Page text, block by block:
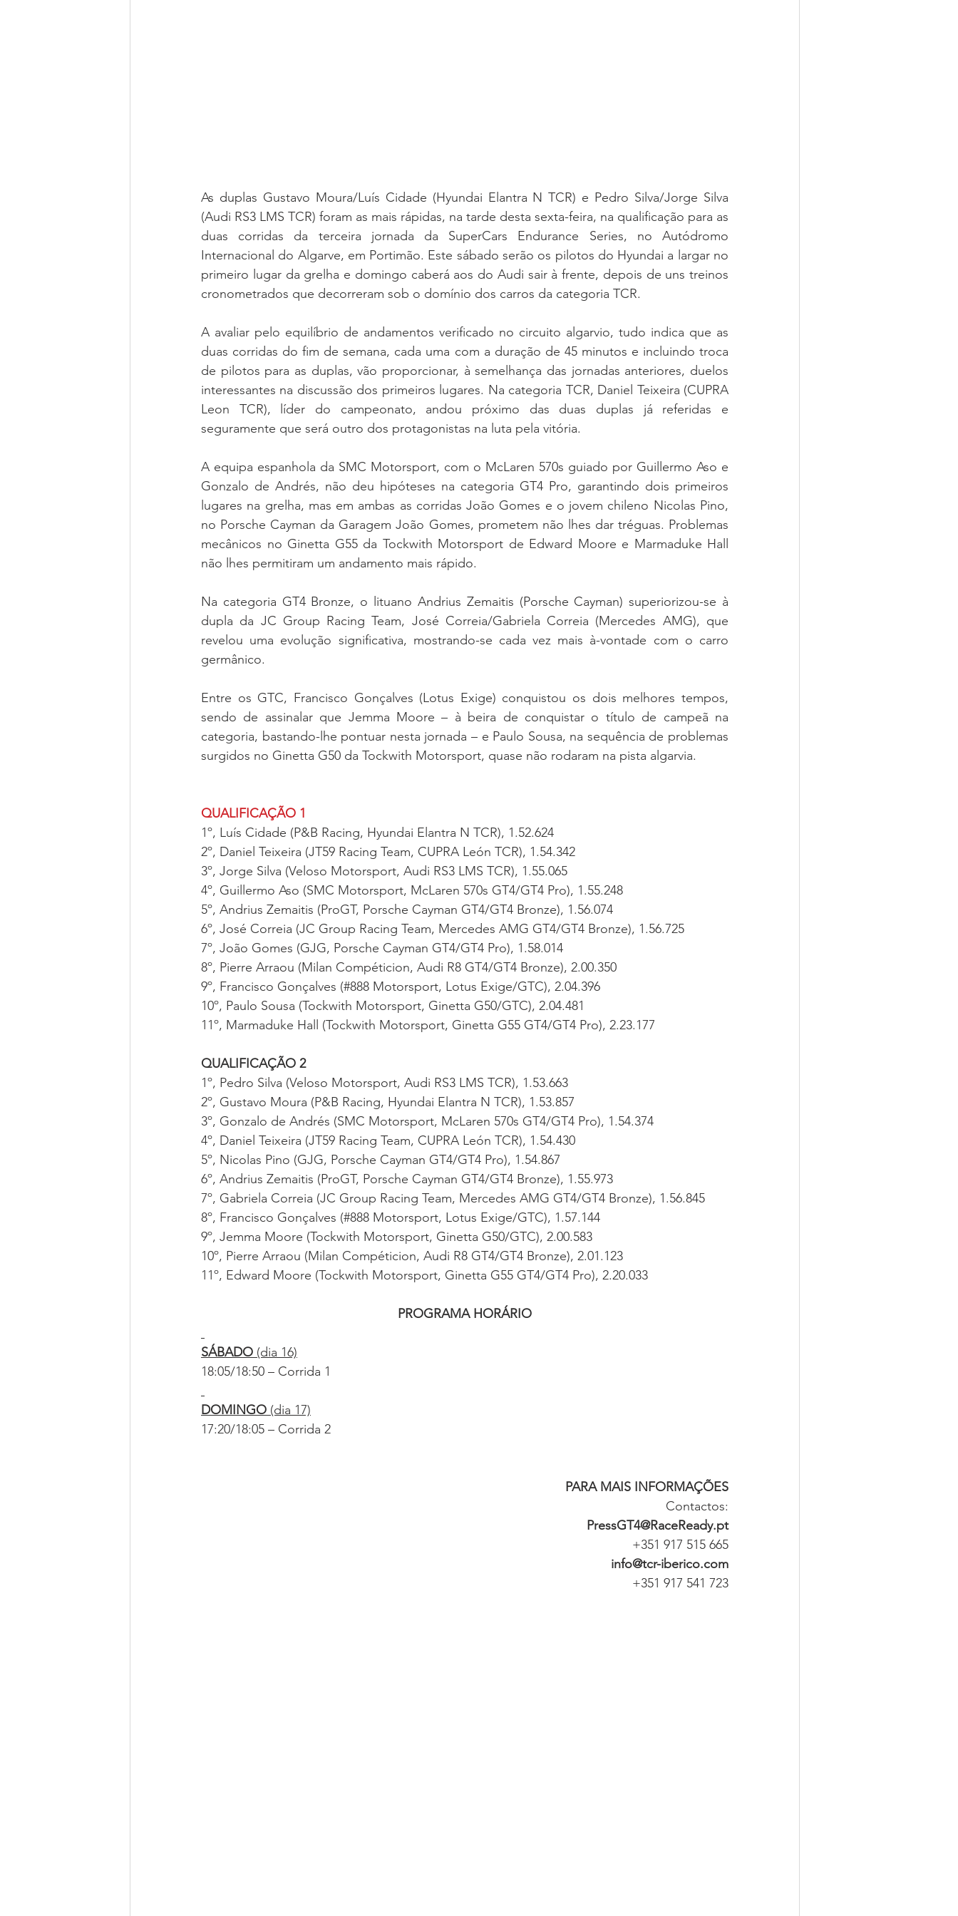
As duplas Gustavo Moura/Luís Cidade (Hyundai Elantra N TCR) e Pedro Silva/Jorge Silva
(Audi RS3 LMS TCR) foram as mais rápidas, na tarde desta sexta-feira, na qualificação para as
duas corridas da terceira jornada da SuperCars Endurance Series, no Autódromo
Internacional do Algarve, em Portimão. Este sábado serão os pilotos do Hyundai a largar no
primeiro lugar da grelha e domingo caberá aos do Audi sair à frente, depois de uns treinos
cronometrados que decorreram sob o domínio dos carros da categoria TCR.
A avaliar pelo equilíbrio de andamentos verificado no circuito algarvio, tudo indica que as
duas corridas do fim de semana, cada uma com a duração de 45 minutos e incluindo troca
de pilotos para as duplas, vão proporcionar, à semelhança das jornadas anteriores, duelos
interessantes na discussão dos primeiros lugares. Na categoria TCR, Daniel Teixeira (CUPRA
Leon TCR), líder do campeonato, andou próximo das duas duplas já referidas e
seguramente que será outro dos protagonistas na luta pela vitória.
A equipa espanhola da SMC Motorsport, com o McLaren 570s guiado por Guillermo Aso e
Gonzalo de Andrés, não deu hipóteses na categoria GT4 Pro, garantindo dois primeiros
lugares na grelha, mas em ambas as corridas João Gomes e o jovem chileno Nicolas Pino,
no Porsche Cayman da Garagem João Gomes, prometem não lhes dar tréguas. Problemas
mecânicos no Ginetta G55 da Tockwith Motorsport de Edward Moore e Marmaduke Hall
não lhes permitiram um andamento mais rápido.
Na categoria GT4 Bronze, o lituano Andrius Zemaitis (Porsche Cayman) superiorizou-se à
dupla da JC Group Racing Team, José Correia/Gabriela Correia (Mercedes AMG), que
revelou uma evolução significativa, mostrando-se cada vez mais à-vontade com o carro
germânico.
Entre os GTC, Francisco Gonçalves (Lotus Exige) conquistou os dois melhores tempos,
sendo de assinalar que Jemma Moore – à beira de conquistar o título de campeã na
categoria, bastando-lhe pontuar nesta jornada – e Paulo Sousa, na sequência de problemas
surgidos no Ginetta G50 da Tockwith Motorsport, quase não rodaram na pista algarvia.
QUALIFICAÇÃO 1
1º, Luís Cidade (P&B Racing, Hyundai Elantra N TCR), 1.52.624
2º, Daniel Teixeira (JT59 Racing Team, CUPRA León TCR), 1.54.342
3º, Jorge Silva (Veloso Motorsport, Audi RS3 LMS TCR), 1.55.065
4º, Guillermo Aso (SMC Motorsport, McLaren 570s GT4/GT4 Pro), 1.55.248
5º, Andrius Zemaitis (ProGT, Porsche Cayman GT4/GT4 Bronze), 1.56.074
6º, José Correia (JC Group Racing Team, Mercedes AMG GT4/GT4 Bronze), 1.56.725
7º, João Gomes (GJG, Porsche Cayman GT4/GT4 Pro), 1.58.014
8º, Pierre Arraou (Milan Compéticion, Audi R8 GT4/GT4 Bronze), 2.00.350
9º, Francisco Gonçalves (#888 Motorsport, Lotus Exige/GTC), 2.04.396
10º, Paulo Sousa (Tockwith Motorsport, Ginetta G50/GTC), 2.04.481
11º, Marmaduke Hall (Tockwith Motorsport, Ginetta G55 GT4/GT4 Pro), 2.23.177
QUALIFICAÇÃO 2
1º, Pedro Silva (Veloso Motorsport, Audi RS3 LMS TCR), 1.53.663
2º, Gustavo Moura (P&B Racing, Hyundai Elantra N TCR), 1.53.857
3º, Gonzalo de Andrés (SMC Motorsport, McLaren 570s GT4/GT4 Pro), 1.54.374
4º, Daniel Teixeira (JT59 Racing Team, CUPRA León TCR), 1.54.430
5º, Nicolas Pino (GJG, Porsche Cayman GT4/GT4 Pro), 1.54.867
6º, Andrius Zemaitis (ProGT, Porsche Cayman GT4/GT4 Bronze), 1.55.973
7º, Gabriela Correia (JC Group Racing Team, Mercedes AMG GT4/GT4 Bronze), 1.56.845
8º, Francisco Gonçalves (#888 Motorsport, Lotus Exige/GTC), 1.57.144
9º, Jemma Moore (Tockwith Motorsport, Ginetta G50/GTC), 2.00.583
10º, Pierre Arraou (Milan Compéticion, Audi R8 GT4/GT4 Bronze), 2.01.123
11º, Edward Moore (Tockwith Motorsport, Ginetta G55 GT4/GT4 Pro), 2.20.033
PROGRAMA HORÁRIO
SÁBADO (dia 16)
18:05/18:50 – Corrida 1
DOMINGO (dia 17)
17:20/18:05 – Corrida 2
PARA MAIS INFORMAÇÕES
Contactos:
PressGT4@RaceReady.pt
+351 917 515 665
info@tcr-iberico.com
+351 917 541 723